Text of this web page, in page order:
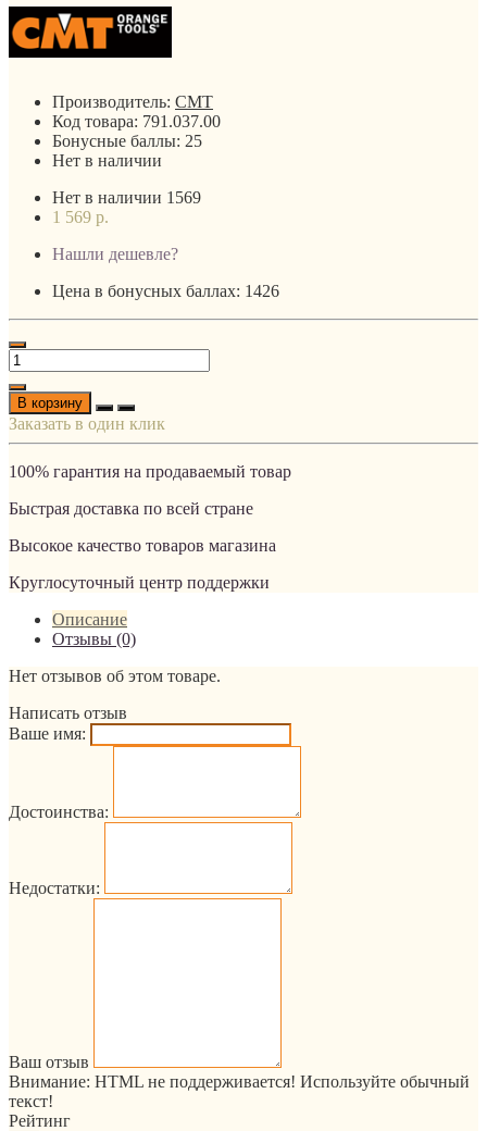
Производитель: CMT
Код товара: 791.037.00
Бонусные баллы: 25
Нет в наличии
Нет в наличии 1569
1 569 р.
Нашли дешевле?
Цена в бонусных баллах: 1426
В корзину
Заказать в один клик
100% гарантия на продаваемый товар
Быстрая доставка по всей стране
Высокое качество товаров магазина
Круглосуточный центр поддержки
Описание
Отзывы (0)
Нет отзывов об этом товаре.
Написать отзыв
Ваше имя:
Достоинства:
Недостатки:
Ваш отзыв
Внимание: HTML не поддерживается! Используйте обычный
текст!
Рейтинг